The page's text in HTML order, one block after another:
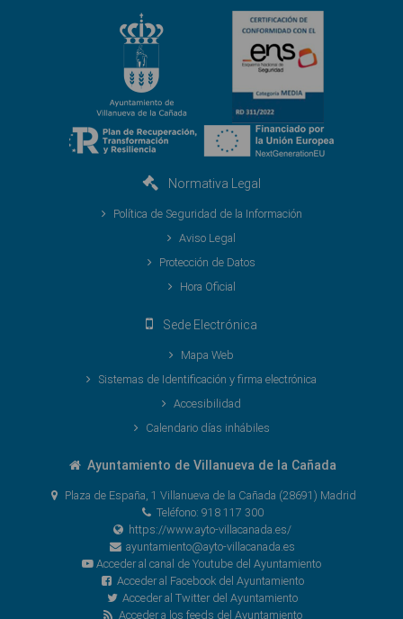
Normativa Legal
Política de Seguridad de la Información
Aviso Legal
Protección de Datos
Hora Oficial
Sede Electrónica
Mapa Web
Sistemas de Identificación y firma electrónica
Accesibilidad
Calendario días inhábiles
Ayuntamiento de Villanueva de la Cañada
Plaza de España, 1 Villanueva de la Cañada (28691) Madrid
Teléfono: 918 117 300
https://www.ayto-villacanada.es/
ayuntamiento@ayto-villacanada.es
Acceder al canal de Youtube del Ayuntamiento
Acceder al Facebook del Ayuntamiento
Acceder al Twitter del Ayuntamiento
Acceder a los feeds del Ayuntamiento